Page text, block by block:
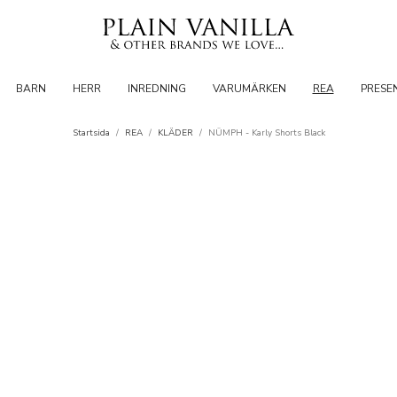
BARN HERR INREDNING VARUMÄRKEN REA
Startsida / REA / KLÄDER / NÜMPH - Karly Shorts Black